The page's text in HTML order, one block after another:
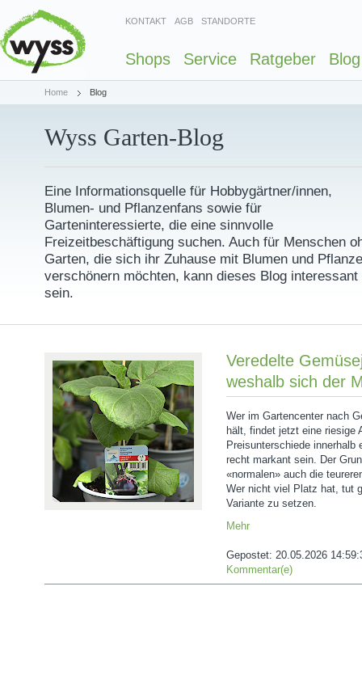
KONTAKT AGB STANDORTE
Shops Service Ratgeber Blog
Home Blog
Wyss Garten-Blog
Eine Informationsquelle für Hobbygärtner/innen,
Blumen- und Pflanzenfans sowie für
Garteninteressierte, die eine sinnvolle
Freizeitbeschäftigung suchen. Auch für Menschen
Garten, die sich ihr Zuhause mit Blumen und
verschönern möchten, kann dieses Blog interessant
sein.
Veredelte
weshalb sich der
Wer im Gartencenter nach
hält, findet jetzt eine riesige
Preisunterschiede innerhalb
recht markant sein. Der
«normalen» auch die
Wer nicht viel Platz hat, tut
Variante zu setzen.
Mehr
Gepostet: 20.05.2026
Kommentar(e)